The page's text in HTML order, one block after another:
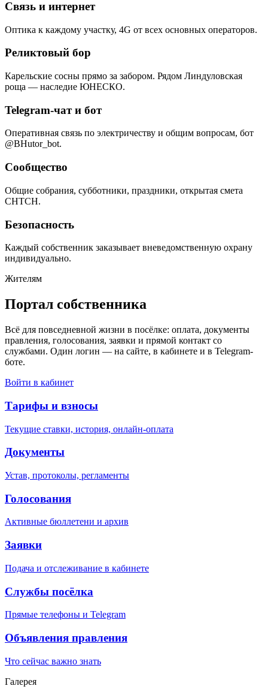
Связь и интернет
Оптика к каждому участку, 4G от всех основных операторов.
Реликтовый бор
Карельские сосны прямо за забором. Рядом Линдуловская
роща — наследие ЮНЕСКО.
Telegram-чат и бот
Оперативная связь по электричеству и общим вопросам, бот
@BHutor_bot.
Сообщество
Общие собрания, субботники, праздники, открытая смета
СНТСН.
Безопасность
Каждый собственник заказывает вневедомственную охрану
индивидуально.
Жителям
Портал собственника
Всё для повседневной жизни в посёлке: оплата, документы
правления, голосования, заявки и прямой контакт со
службами. Один логин — на сайте, в кабинете и в Telegram-
боте.
Войти в кабинет
Тарифы и взносы
Текущие ставки, история, онлайн-оплата
Документы
Устав, протоколы, регламенты
Голосования
Активные бюллетени и архив
Заявки
Подача и отслеживание в кабинете
Службы посёлка
Прямые телефоны и Telegram
Объявления правления
Что сейчас важно знать
Галерея